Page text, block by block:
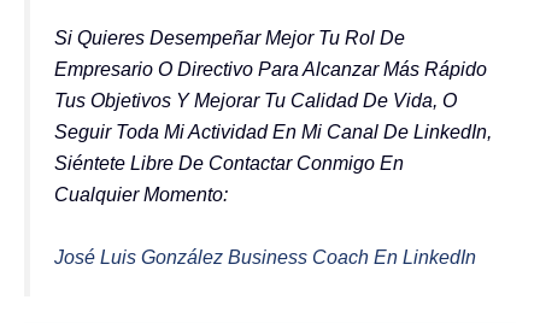
Si Quieres Desempeñar Mejor Tu Rol De
Empresario O Directivo Para Alcanzar Más Rápido
Tus Objetivos Y Mejorar Tu Calidad De Vida, O
Seguir Toda Mi Actividad En Mi Canal De LinkedIn,
Siéntete Libre De Contactar Conmigo En
Cualquier Momento:
José Luis González Business Coach En LinkedIn